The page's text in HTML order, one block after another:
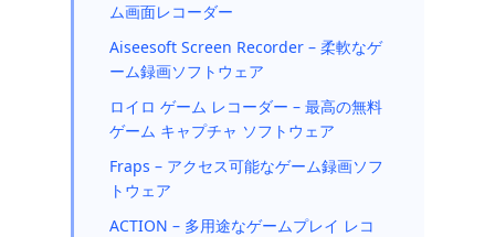
ム画面レコーダー
Aiseesoft Screen Recorder – 柔軟なゲ
ーム録画ソフトウェア
ロイロ ゲーム レコーダー – 最高の無料
ゲーム キャプチャ ソフトウェア
Fraps – アクセス可能なゲーム録画ソフ
トウェア
ACTION – 多用途なゲームプレイ レコ